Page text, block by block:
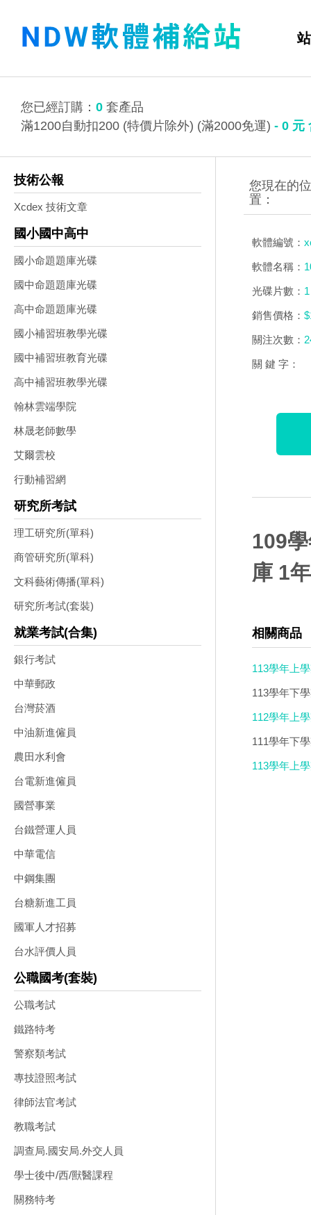
您已經訂購： 0 套產品
滿1200自動扣200 (特價片除外) (滿2000免運) - 0 元
技術公報
Xcdex 技術文章
國小國中高中
國小命題題庫光碟
國中命題題庫光碟
高中命題題庫光碟
國小補習班教學光碟
國中補習班教育光碟
高中補習班教學光碟
翰林雲端學院
林晟老師數學
艾爾雲校
行動補習網
研究所考試
理工研究所(單科)
商管研究所(單科)
文科藝術傳播(單科)
研究所考試(套裝)
就業考試(合集)
銀行考試
中華郵政
台灣菸酒
中油新進僱員
農田水利會
台電新進僱員
國營事業
台鐵營運人員
中華電信
中鋼集團
台糖新進工員
國軍人才招募
台水評價人員
公職國考(套裝)
公職考試
鐵路特考
警察類考試
專技證照考試
律師法官考試
教職考試
調查局.國安局.外交人員
學士後中/西/獸醫課程
關務特考
軟體編號：
軟體名稱：
光碟片數： 1
銷售價格：
關注次數：
關 鍵 字：
109
庫 1
相關商品
113學年上
113學年下
112學年上
111學年下
113學年上